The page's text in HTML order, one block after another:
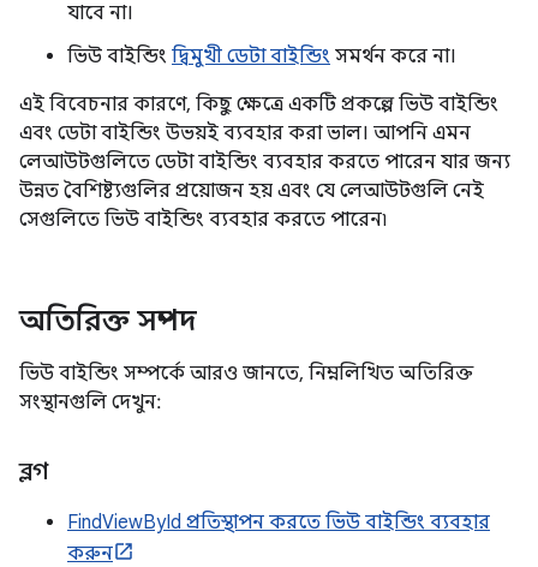
যাবে না।
ভিউ বাইন্ডিং দ্বিমুখী ডেটা বাইন্ডিং সমর্থন করে না।
এই বিবেচনার কারণে, কিছু ক্ষেত্রে একটি প্রকল্পে ভিউ বাইন্ডিং
এবং ডেটা বাইন্ডিং উভয়ই ব্যবহার করা ভাল। আপনি এমন
লেআউটগুলিতে ডেটা বাইন্ডিং ব্যবহার করতে পারেন যার জন্য
উন্নত বৈশিষ্ট্যগুলির প্রয়োজন হয় এবং যে লেআউটগুলি নেই
সেগুলিতে ভিউ বাইন্ডিং ব্যবহার করতে পারেন৷
অতিরিক্ত সম্পদ
ভিউ বাইন্ডিং সম্পর্কে আরও জানতে, নিম্নলিখিত অতিরিক্ত
সংস্থানগুলি দেখুন:
ব্লগ
FindViewById প্রতিস্থাপন করতে ভিউ বাইন্ডিং ব্যবহার
করুন